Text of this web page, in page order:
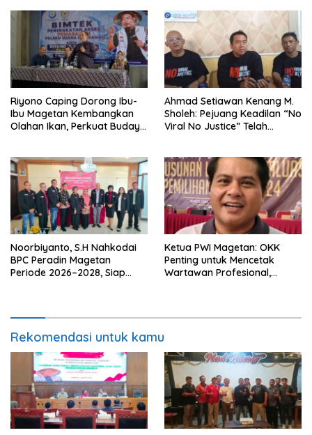
Riyono Caping Dorong Ibu-
Ibu Magetan Kembangkan
Olahan Ikan, Perkuat Budaya
Ahmad Setiawan Kenang M.
Sholeh: Pejuang Keadilan “No
Viral No Justice” Telah
Noorbiyanto, S.H Nahkodai
BPC Peradin Magetan
Periode 2026–2028, Siap
Ketua PWI Magetan: OKK
Penting untuk Mencetak
Wartawan Profesional,
Rekomendasi untuk kamu